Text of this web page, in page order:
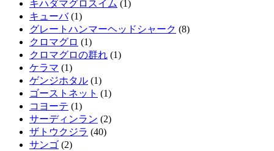
キハダマグロスイム (1)
キューバ(1)
グレートハンマーヘッドシャーク (8)
クロマグロ (1)
クロマグロの群れ (1)
ケラマ (1)
ゲンジホタル (1)
ゴーストネット (1)
コヨーテ (1)
サーディンラン (2)
ザトウクジラ (40)
サンゴ (2)